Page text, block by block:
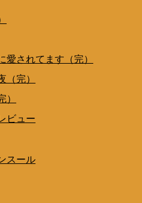
愛されてます（完）
（完）
）
ビュー
スール